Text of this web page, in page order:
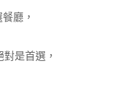
廳，
是首選，